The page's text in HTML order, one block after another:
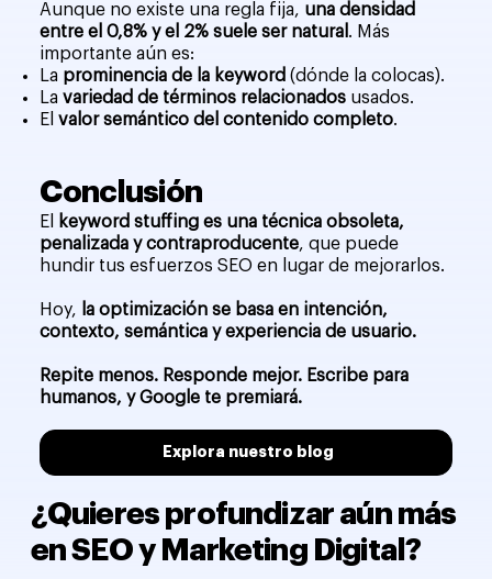
Aunque no existe una regla fija, una densidad
entre el 0,8% y el 2% suele ser natural . Más
importante aún es:
La prominencia de la keyword (dónde la colocas).
Lavariedad de términos relacionados usados.
Elvalor semántico del contenido completo.
Conclusión
El
keyword stuffing es una técnica obsoleta,
penalizada y contraproducente, que puede
hundir tus esfuerzos SEO en lugar de mejorarlos.
Hoy, la optimización se basa en intención,
contexto, semántica y experiencia de usuario.
Repite menos. Responde mejor. Escribe para
humanos, y Google te premiará.
Explora nuestro blog
¿Quieres profundizar aún más
en SEO y Marketing Digital?